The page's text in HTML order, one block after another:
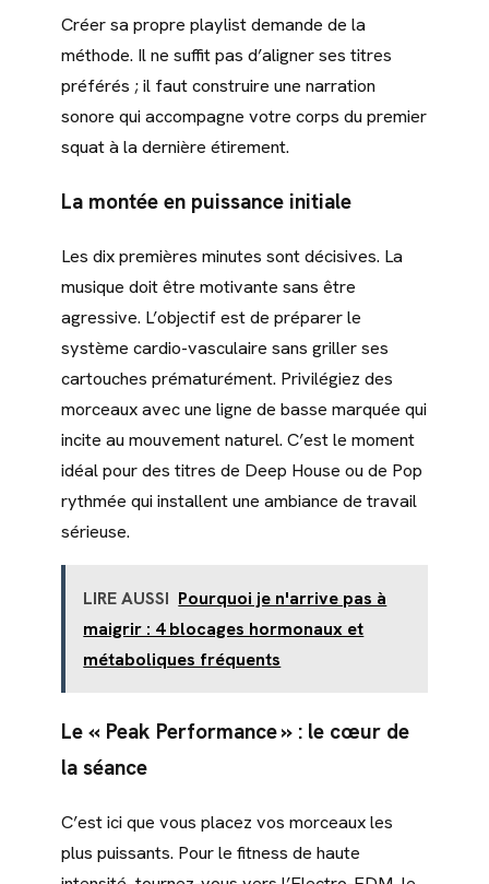
Créer sa propre playlist demande de la
méthode. Il ne suffit pas d’aligner ses titres
préférés ; il faut construire une narration
sonore qui accompagne votre corps du premier
squat à la dernière étirement.
La montée en puissance initiale
Les dix premières minutes sont décisives. La
musique doit être motivante sans être
agressive. L’objectif est de préparer le
système cardio-vasculaire sans griller ses
cartouches prématurément. Privilégiez des
morceaux avec une ligne de basse marquée qui
incite au mouvement naturel. C’est le moment
idéal pour des titres de Deep House ou de Pop
rythmée qui installent une ambiance de travail
sérieuse.
LIRE AUSSI Pourquoi je n'arrive pas à
maigrir : 4 blocages hormonaux et
métaboliques fréquents
Le « Peak Performance » : le cœur de
la séance
C’est ici que vous placez vos morceaux les
plus puissants. Pour le fitness de haute